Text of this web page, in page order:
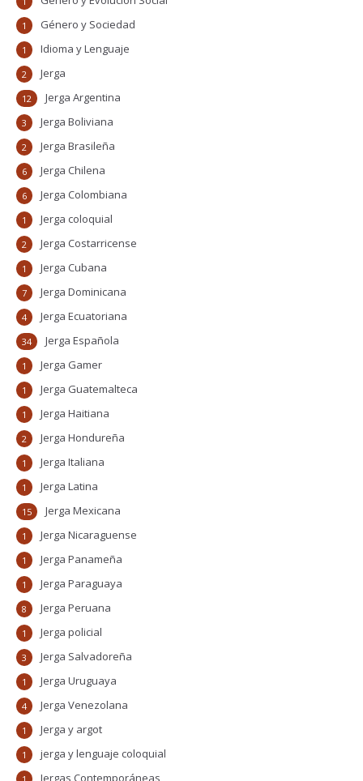
Género y Sociedad
1
Idioma y Lenguaje
1
Jerga
2
Jerga Argentina
12
Jerga Boliviana
3
Jerga Brasileña
2
Jerga Chilena
6
Jerga Colombiana
6
Jerga coloquial
1
Jerga Costarricense
2
Jerga Cubana
1
Jerga Dominicana
7
Jerga Ecuatoriana
4
Jerga Española
34
Jerga Gamer
1
Jerga Guatemalteca
1
Jerga Haitiana
1
Jerga Hondureña
2
Jerga Italiana
1
Jerga Latina
1
Jerga Mexicana
15
Jerga Nicaraguense
1
Jerga Panameña
1
Jerga Paraguaya
1
Jerga Peruana
8
Jerga policial
1
Jerga Salvadoreña
3
Jerga Uruguaya
1
Jerga Venezolana
4
Jerga y argot
1
jerga y lenguaje coloquial
1
Jergas Contemporáneas